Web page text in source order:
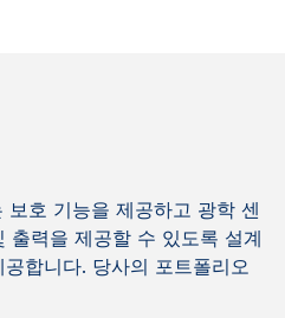
호 기능을 제공하고 광학 센
출력을 제공할 수 있도록 설계
합니다. 당사의 포트폴리오